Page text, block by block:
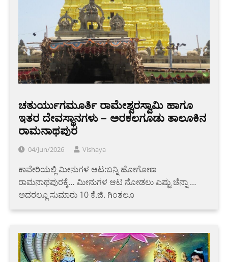
ಚತುರ್ಯುಗಮೂರ್ತಿ ರಾಮೇಶ್ವರಸ್ವಾಮಿ ಹಾಗೂ
ಇತರ ದೇವಸ್ಥಾನಗಳು – ಅರಕಲಗೂಡು ತಾಲೂಕಿನ
ರಾಮನಾಥಪುರ
04/Jun/2026 Vishaya
ಕಾವೇರಿಯಲ್ಲಿ ಮೀನುಗಳ ಆಟ:ಬನ್ನಿ ಹೋಗೋಣ
ರಾಮನಾಥಪುರಕ್ಕೆ… ಮೀನುಗಳ ಆಟ ನೋಡಲು ಎಷ್ಟು ಚೆನ್ನಾ …
ಅದರಲ್ಲೂ ಸುಮಾರು 10 ಕೆ.ಜಿ. ಗಿಂತಲೂ